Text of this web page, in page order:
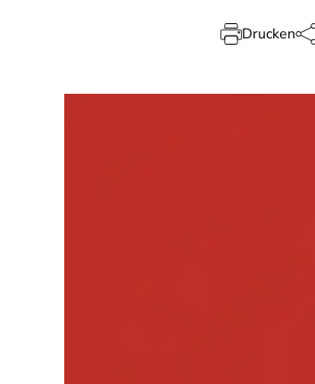
Drucken